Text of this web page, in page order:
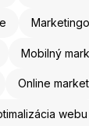
Mobilný
Online
webu